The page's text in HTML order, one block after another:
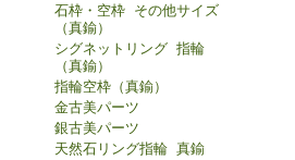
石枠・空枠 その他サイズ
（真鍮）
シグネットリング 指輪
（真鍮）
指輪空枠（真鍮）
金古美パーツ
銀古美パーツ
天然石リング指輪 真鍮